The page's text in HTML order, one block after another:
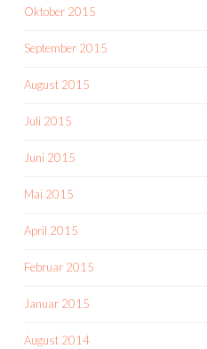
Oktober 2015
September 2015
August 2015
Juli 2015
Juni 2015
Mai 2015
April 2015
Februar 2015
Januar 2015
August 2014